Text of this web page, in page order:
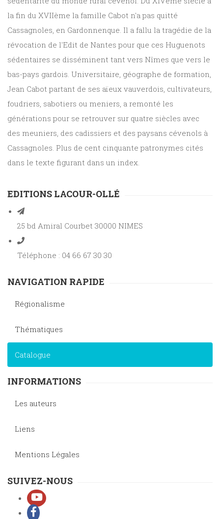
la fin du XVIIème la famille Cabot n'a pas quitté
Cassagnoles, en Gardonnenque. Il a fallu la tragédie de la
révocation de l'Edit de Nantes pour que ces Huguenots
sédentaires se disséminent tant vers Nîmes que vers le
bas-pays gardois. Universitaire, géographe de formation,
Jean Cabot partant de ses aïeux vauverdois, cultivateurs,
foudriers, sabotiers ou meniers, a remonté les
générations pour se retrouver sur quatre siècles avec
des meuniers, des cadissiers et des paysans cévenols à
Cassagnoles. Plus de cent cinquante patronymes cités
dans le texte figurant dans un index.
EDITIONS LACOUR-OLLÉ
25 bd Amiral Courbet 30000 NIMES
Téléphone : 04 66 67 30 30
NAVIGATION RAPIDE
Régionalisme
Thématiques
Catalogue
INFORMATIONS
Les auteurs
Liens
Mentions Légales
SUIVEZ-NOUS